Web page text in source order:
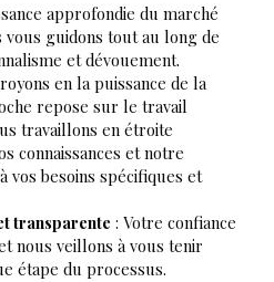
approfondie du marché
vous guidons tout au long de
et dévouement.
en la puissance de la
repose sur le travail
travaillons en étroite
connaissances et notre
besoins spécifiques et
transparente : Votre confiance
nous veillons à vous tenir
étape du processus.